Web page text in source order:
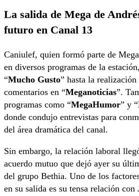
La salida de Mega de
futuro en Canal 13
Caniulef, quien formó parte de
en diversos programas de la
“Mucho Gusto” hasta la realización
comentarios en “Meganoticias”.
programas como “MegaHumor” y “
donde condujo entrevistas para
del área dramática del canal.
Sin embargo, la relación laboral
acuerdo mutuo que dejó ayer su
del grupo Bethia. Uno de los
en su salida es su tensa relación con